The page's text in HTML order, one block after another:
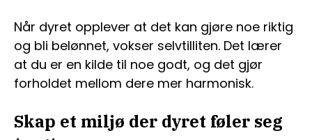
Når dyret opplever at det kan gjøre noe riktig
og bli belønnet, vokser selvtilliten. Det lærer
at du er en kilde til noe godt, og det gjør
forholdet mellom dere mer harmonisk.
Skap et miljø der dyret føler seg